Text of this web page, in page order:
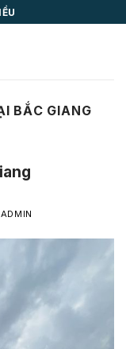
BẮC GIANG
ADMIN